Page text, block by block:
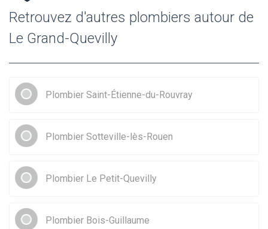
Retrouvez d'autres plombiers autour de
Le Grand-Quevilly
Plombier Saint-Étienne-du-Rouvray
Plombier Sotteville-lès-Rouen
Plombier Le Petit-Quevilly
Plombier Bois-Guillaume